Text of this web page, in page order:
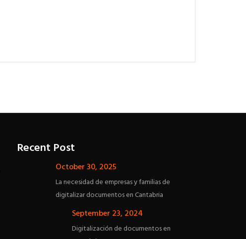
Recent Post
October 30, 2025
La necesidad de empresas y familias de
digitalizar documentos en Cantabria
September 23, 2024
Digitalización de documentos en